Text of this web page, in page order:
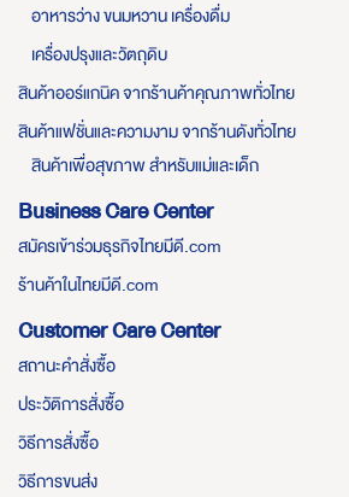
อาหารว่าง ขนมหวาน เครื่องดื่ม
เครื่องปรุงและวัตถุดิบ
สินค้าออร์แกนิค จากร้านค้าคุณภาพทั่วไทย
สินค้าแฟชั่นและความงาม จากร้านดังทั่วไทย
สินค้าเพื่อสุขภาพ สำหรับแม่และเด็ก
Business Care Center
สมัครเข้าร่วมธุรกิจไทยมีดี.com
ร้านค้าในไทยมีดี.com
Customer Care Center
สถานะคำสั่งซื้อ
ประวัติการสั่งซื้อ
วิธีการสั่งซื้อ
วิธีการขนส่ง